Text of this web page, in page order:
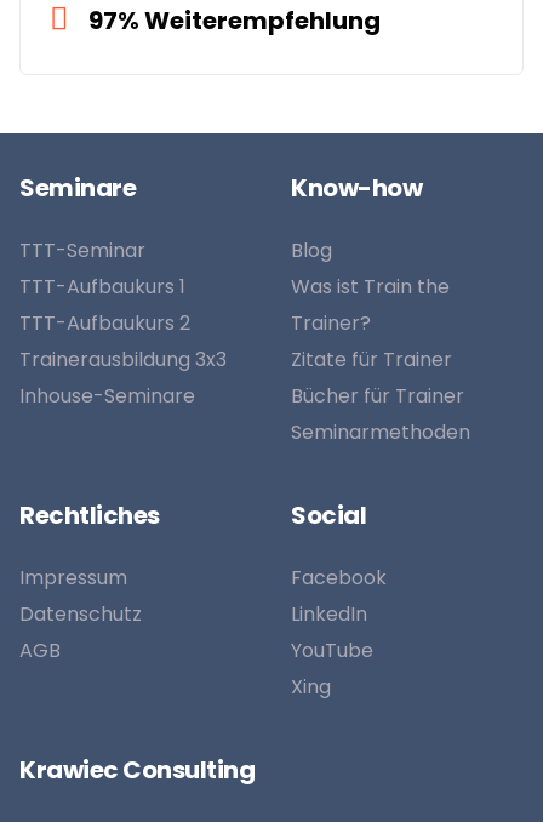
97% Weiterempfehlung
Seminare
TTT-Seminar
TTT-Aufbaukurs 1
TTT-Aufbaukurs 2
Trainerausbildung 3x3
Inhouse-Seminare
Know-how
Blog
Was ist Train the
Trainer?
Zitate für Trainer
Bücher für Trainer
Seminarmethoden
Rechtliches
Impressum
Datenschutz
AGB
Social
Facebook
LinkedIn
YouTube
Xing
Krawiec Consulting